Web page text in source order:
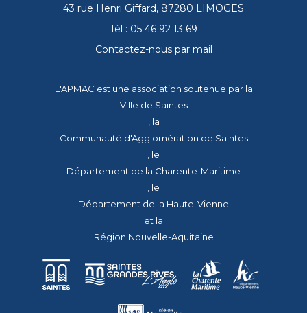
43 rue Henri Giffard, 87280 LIMOGES
Tél : 05 46 92 13 69
Contactez-nous par mail
L'APMAC est une association soutenue par la
Ville de Saintes
, la
Communauté d'Agglomération de Saintes
, le
Département de la Charente-Maritime
, le
Département de la Haute-Vienne
et la
Région Nouvelle-Aquitaine